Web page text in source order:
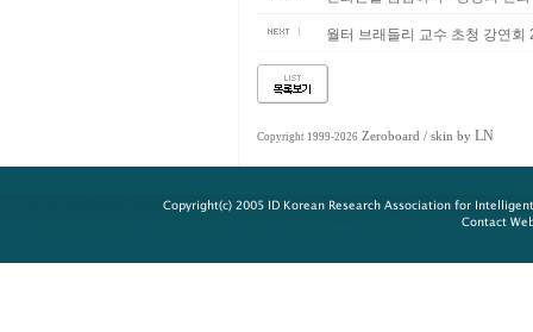
월터 브래들리 교수 초청 강연
Copyright 1999-2026 Zeroboard / skin by LN